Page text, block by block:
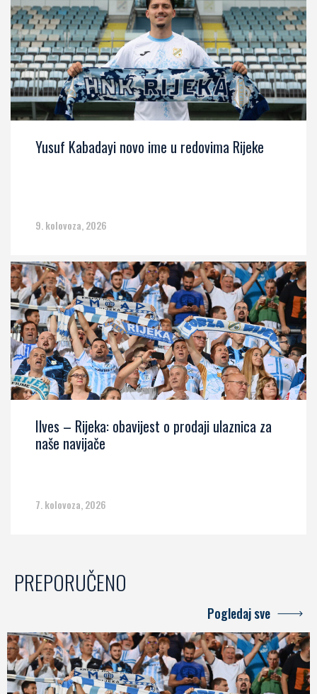
Yusuf Kabadayi novo ime u redovima Rijeke
9. kolovoza, 2026
Ilves – Rijeka: obavijest o prodaji ulaznica za
naše navijače
7. kolovoza, 2026
PREPORUČENO
Pogledaj sve